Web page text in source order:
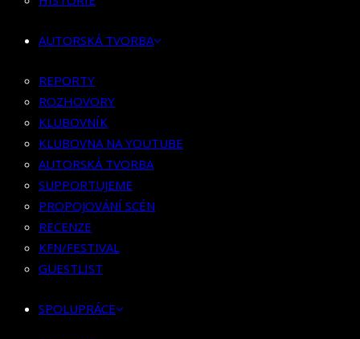
KLUBOVNA NA YOUTUBE
SUPPORTUJEME
PROPOJOVÁNÍ SCÉN
RECENZE
KFN/FESTIVAL
GUESTLIST
SPOLUPRÁCE
BOOKING
PR SPOLUPRÁCE
MERCH
AUTORSKÁ TVORBA
REPORTY
ROZHOVORY
KLUBOVNÍK
KLUBOVNA NA YOUTUBE
AUTORSKÁ TVORBA
SUPPORTUJEME
PROPOJOVÁNÍ SCÉN
RECENZE
KFN/FESTIVAL
GUESTLIST
SPOLUPRÁCE